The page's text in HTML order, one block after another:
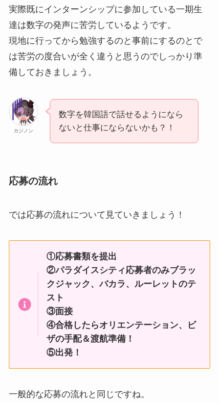
実際既にインターンシップに参加している一期生
達は数字の発声に苦労しているようです。
現地に行ってから勉強するのと事前にするのとで
は苦労の度合いが全く違うと思うのでしっかり準
備しておきましょう。
カジノン
数字を韓国語で話せるようになら
ないと仕事にならないかも？！
応募の流れ
では応募の流れについて見ていきましょう！
①応募書類を提出
②パラダイスシティ応募者のみブラッ
クジャック、バカラ、ルーレットのテ
スト
③面接
④合格したらオリエンテーション、ビ
ザの手配＆渡航準備！
⑤出発！
一般的な応募の流れと同じですね。